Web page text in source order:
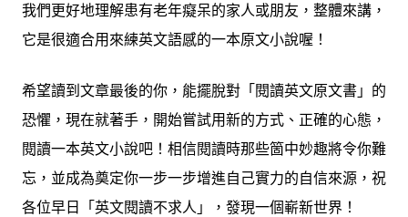
我們更好地理解患有老年癡呆的家人或朋友，整體來講，
它是很適合用來練英文語感的一本原文小說喔！
希望讀到文章最後的你，能擺脫對「閱讀英文原文書」的
恐懼，現在就著手，開始嘗試用新的方式、正確的心態，
閱讀一本英文小說吧！相信閱讀時那些箇中妙趣將令你難
忘，並成為奠定你一步一步增進自己實力的自信來源，祝
各位早日「英文閱讀不求人」，發現一個嶄新世界！